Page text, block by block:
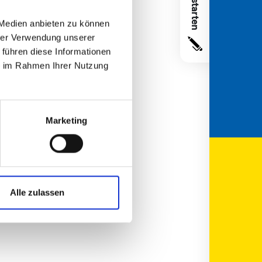
anbieten zu können
Verwendung unserer
diese Informationen
Rahmen Ihrer Nutzung
Marketing
Alle zulassen